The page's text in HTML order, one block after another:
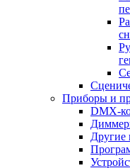
Приборы и
DMX-
Другие